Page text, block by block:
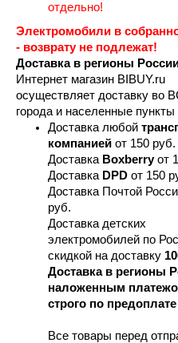
отдельно!
Электромобили в
- возврату не подлежат!
Доставка в регионы
Интернет магазин BIBUY.ru
осуществляет доставку во
города и населенные пункты
Доставка любой
компанией от 150 руб.
Доставка Boxberry от
Доставка DPD от 150
Доставка Почтой
руб.
Доставка детских
электромобилей по
скидкой на доставку
Доставка в регионы
наложенным
строго по предоплате
Все товары перед